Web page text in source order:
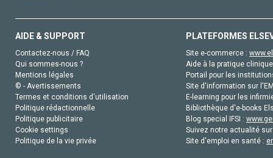
AIDE & SUPPORT
Contactez-nous / FAQ
Qui sommes-nous ?
Mentions légales
© - Avertissements
Termes et conditions d'utilisation
Politique rédactionnelle
Politique publicitaire
Cookie settings
Politique de la vie privée
PLATEFORMES
Site e-commerce :
Aide à la pratique
Portail pour les
Site d'information sur
E-learning pour les
Bibliothèque d'e-books
Blog special IFSI :
Suivez notre actualité
Site d'emploi en santé :